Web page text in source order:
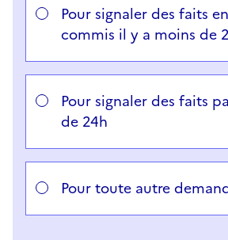
Pour signaler des faits
commis il y a moins de
Pour signaler des faits
de 24h
Pour toute autre